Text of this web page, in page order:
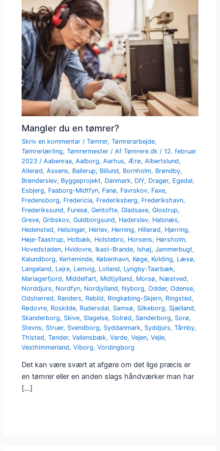
Mangler du en tømrer?
Skriv en kommentar /Tømrer,Tømrerarbejde,
Tømrerlærling,Tømrermester / AfTømrere.dk /12. februar
2023 /Aabenraa,Aalborg,Aarhus, Ærø,Albertslund,
Allerød,Assens, Ballerup, Billund, Bornholm, Brøndby,
Brønderslev, Byggeprojekt, Danmark, DIY, Dragør, Egedal,
Esbjerg, Faaborg-Midtfyn, Fanø, Favrskov, Faxe,
Fredensborg, Fredericia, Frederiksberg, Frederikshavn,
Frederikssund, Furesø,Gentofte,Gladsaxe,Glostrup,
Greve,Gribskov,Guldborgsund, Haderslev, Halsnæs,
Hedensted, Helsingør, Herlev, Herning, Hillerød, Hjørring,
Høje-Taastrup, Holbæk, Holstebro, Horsens, Hørsholm,
Hovedstaden, Hvidovre, Ikast-Brande, Ishøj,Jammerbugt,
Kalundborg, Kerteminde, København, Køge, Kolding, Læsø,
Langeland, Lejre, Lemvig, Lolland, Lyngby-Taarbæk,
Mariagerfjord, Middelfart, Midtjylland, Morsø, Næstved,
Norddjurs, Nordfyn, Nordjylland, Nyborg,Odder,Odense,
Odsherred, Randers, Rebild, Ringkøbing-Skjern, Ringsted,
Rødovre, Roskilde, Rudersdal, Samsø, Silkeborg, Sjælland,
Skanderborg, Skive, Slagelse, Solrød, Sønderborg, Sorø,
Stevns, Struer, Svendborg, Syddanmark, Syddjurs,Tårnby,
Thisted,Tønder,Vallensbæk,Varde,Vejen,Vejle,
Vesthimmerland,Viborg,Vordingborg
Det kan være svært at afgøre om det lige præcis er
en tømrer eller en anden slags håndværker man har
[…]